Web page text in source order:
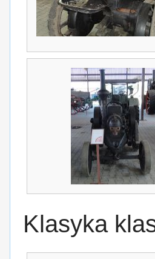
Klasyka